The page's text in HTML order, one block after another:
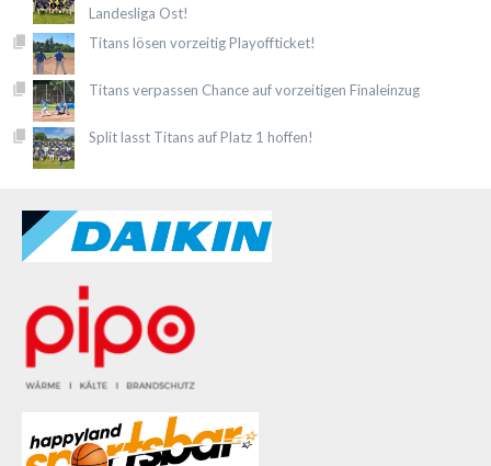
Landesliga Ost!
Titans lösen vorzeitig Playoffticket!
Titans verpassen Chance auf vorzeitigen Finaleinzug
Split lasst Titans auf Platz 1 hoffen!